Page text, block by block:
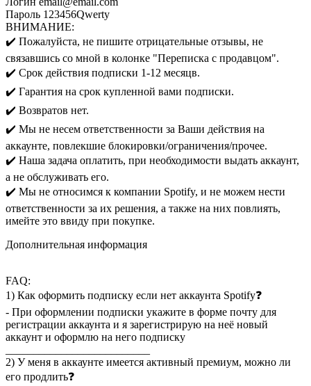
Пароль 123456Qwerty
ВНИМАНИЕ:
✔️ Пожалуйста, не пишите отрицательные отзывы, не
связавшись со мной в колонке "Переписка с продавцом".
✔️ Срок действия подписки 1-12 месяцв.
✔️ Гарантия на срок купленной вами подписки.
✔️ Возвратов нет.
✔️ Мы не несем ответственности за Ваши действия на
аккаунте, повлекшие блокировки/ограничения/прочее.
✔️ Наша задача оплатить, при необходимости выдать аккаунт,
а не обслуживать его.
✔️ Мы не относимся к компании Spotify, и не можем нести
ответственности за их решения, а также на них повлиять,
имейте это ввиду при покупке.
Дополнительная информация
FAQ:
1) Как оформить подписку если нет аккаунта Spotify❓
- При оформлении подписки укажите в форме почту для
регистрации аккаунта и я зарегистрирую на неё новый
аккаунт и оформлю на него подписку
2) У меня в аккаунте имеется активный премиум, можно ли
его продлить❓